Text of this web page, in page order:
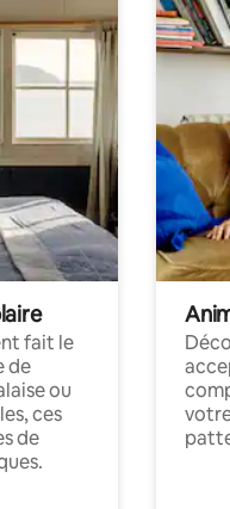
fait le
de
ou
ces
de